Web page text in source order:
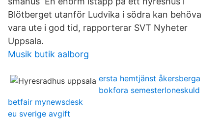
Blötberget utanför Ludvika i södra kan behöva
vara ute i god tid, rapporterar SVT Nyheter
Uppsala.
Musik butik aalborg
ersta hemtjänst åkersberga
bokfora semesterloneskuld
betfair mynewsdesk
eu sverige avgift